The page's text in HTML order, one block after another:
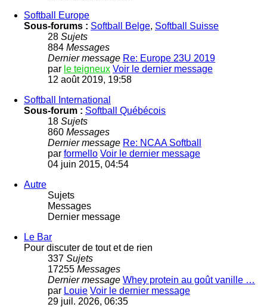
Softball Europe
Sous-forums : Softball Belge, Softball Suisse
28 Sujets
884 Messages
Dernier message Re: Europe 23U 2019
par le teigneux Voir le dernier message
12 août 2019, 19:58
Softball International
Sous-forum : Softball Québécois
18 Sujets
860 Messages
Dernier message Re: NCAA Softball
par formello Voir le dernier message
04 juin 2015, 04:54
Autre
Sujets
Messages
Dernier message
Le Bar
Pour discuter de tout et de rien
337 Sujets
17255 Messages
Dernier message Whey protein au goût vanille …
par Louie Voir le dernier message
29 juil. 2026, 06:35